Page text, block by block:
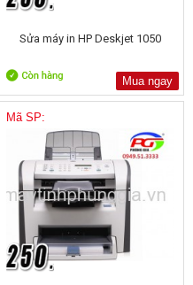
Sửa máy in HP Deskjet 1050
Mua ngay
Mã SP: